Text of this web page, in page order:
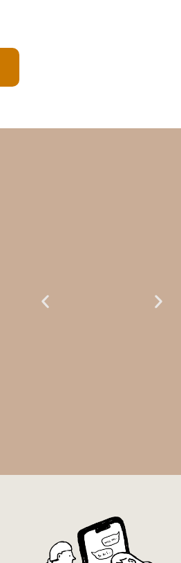
vida. Ela me
encontrou num
estado misto de